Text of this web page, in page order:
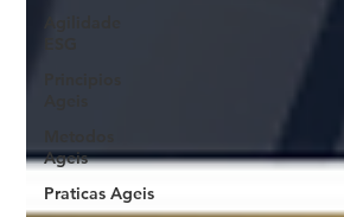
Ageis
Praticas Ageis